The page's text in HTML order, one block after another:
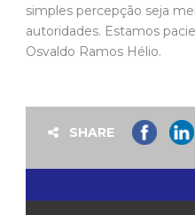
simples percepção seja
autoridades. Estamos
Osvaldo Ramos Hélio.
SHARE